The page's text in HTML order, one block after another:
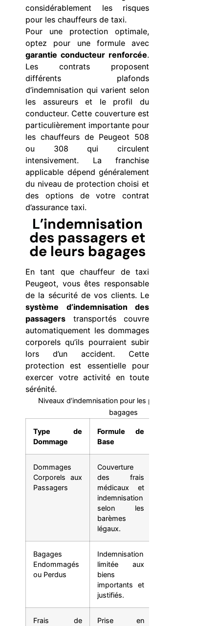
considérablement les risques
pour les chauffeurs de taxi.
Pour une protection optimale,
optez pour une formule avec
garantie conducteur renforcée.
Les contrats proposent
différents plafonds
d’indemnisation qui varient selon
les assureurs et le profil du
conducteur. Cette couverture est
particulièrement importante pour
les chauffeurs de Peugeot 508
ou 308 qui circulent
intensivement. La franchise
applicable dépend généralement
du niveau de protection choisi et
des options de votre contrat
d’assurance taxi.
L’indemnisation
des passagers et
de leurs bagages
En tant que chauffeur de taxi
Peugeot, vous êtes responsable
de la sécurité de vos clients. Le
système d’indemnisation des
passagers transportés couvre
automatiquement les dommages
corporels qu’ils pourraient subir
lors d’un accident. Cette
protection est essentielle pour
exercer votre activité en toute
sérénité.
Niveaux d’indemnisation pour les passagers et leurs
bagages
Type de
Dommage
Formule de
Base
Dommages
Corporels aux
Passagers
Couverture
des frais
médicaux et
indemnisation
selon les
barèmes
légaux.
Bagages
Endommagés
ou Perdus
Indemnisation
limitée aux
biens
importants et
justifiés.
Frais de
Prise en